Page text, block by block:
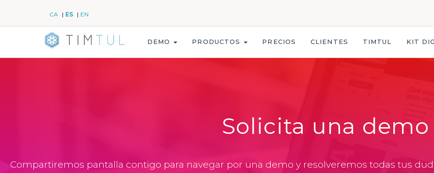
CA ES EN
DEMO PRODUCTOS PRECIOS CLIENTES TIMTUL KIT
Solicita una demo
Compartiremos pantalla contigo para navegar por una demo y resolveremos todas tus